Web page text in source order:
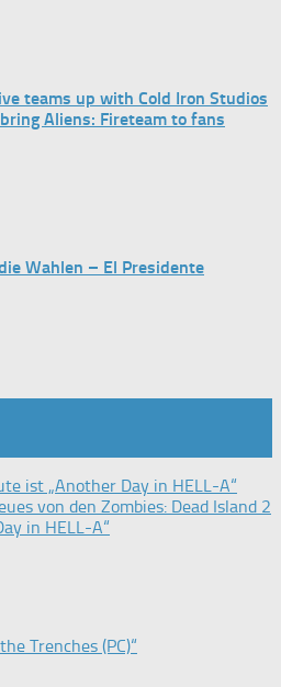
teams up with Cold Iron Studios
Aliens: Fireteam to fans
Wahlen – El Presidente
ist „Another Day in HELL-A“
von den Zombies: Dead Island 2
in HELL-A“
Trenches (PC)“